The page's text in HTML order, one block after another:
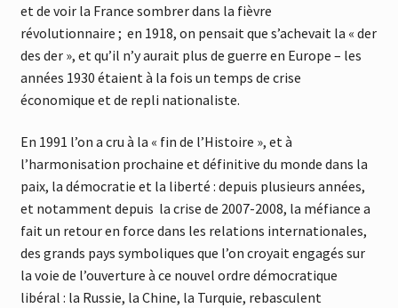
et de voir la France sombrer dans la fièvre
révolutionnaire ; en 1918, on pensait que s’achevait la « der
des der », et qu’il n’y aurait plus de guerre en Europe – les
années 1930 étaient à la fois un temps de crise
économique et de repli nationaliste.
En 1991 l’on a cru à la « fin de l’Histoire », et à
l’harmonisation prochaine et définitive du monde dans la
paix, la démocratie et la liberté : depuis plusieurs années,
et notamment depuis la crise de 2007-2008, la méfiance a
fait un retour en force dans les relations internationales,
des grands pays symboliques que l’on croyait engagés sur
la voie de l’ouverture à ce nouvel ordre démocratique
libéral : la Russie, la Chine, la Turquie, rebasculent